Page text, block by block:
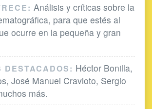
Análisis y críticas sobre la
para que estés al
ocurre en la pequeña y gran
DESTACADOS: Héctor Bonilla,
José Manuel Cravioto, Sergio
más.